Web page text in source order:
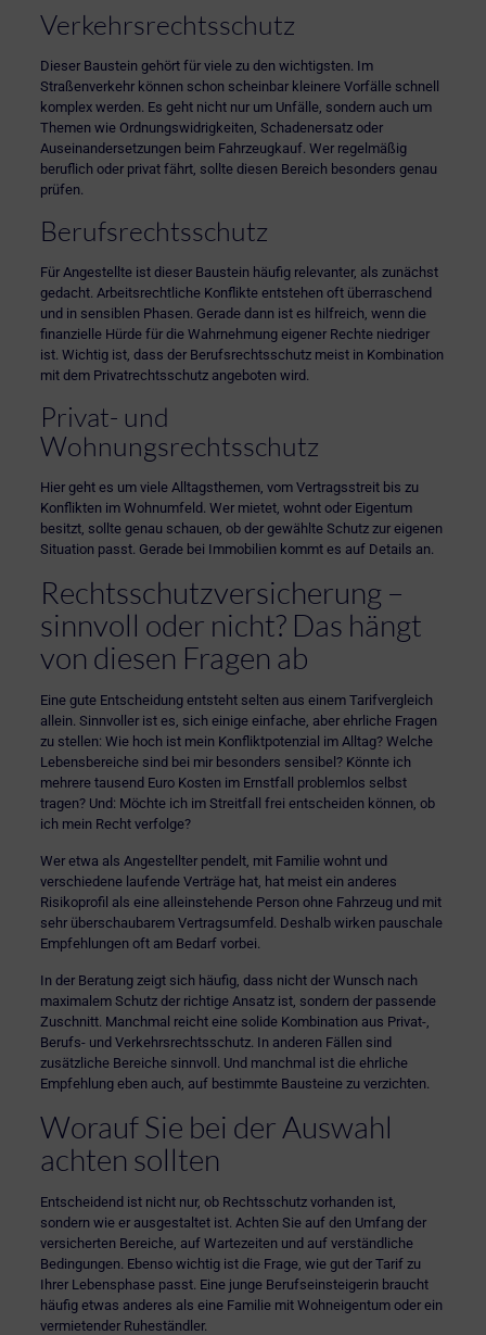
Verkehrsrechtsschutz
Dieser Baustein gehört für viele zu den wichtigsten. Im
Straßenverkehr können schon scheinbar kleinere Vorfälle schnell
komplex werden. Es geht nicht nur um Unfälle, sondern auch um
Themen wie Ordnungswidrigkeiten, Schadenersatz oder
Auseinandersetzungen beim Fahrzeugkauf. Wer regelmäßig
beruflich oder privat fährt, sollte diesen Bereich besonders genau
prüfen.
Berufsrechtsschutz
Für Angestellte ist dieser Baustein häufig relevanter, als zunächst
gedacht. Arbeitsrechtliche Konflikte entstehen oft überraschend
und in sensiblen Phasen. Gerade dann ist es hilfreich, wenn die
finanzielle Hürde für die Wahrnehmung eigener Rechte niedriger
ist. Wichtig ist, dass der Berufsrechtsschutz meist in Kombination
mit dem Privatrechtsschutz angeboten wird.
Privat- und
Wohnungsrechtsschutz
Hier geht es um viele Alltagsthemen, vom Vertragsstreit bis zu
Konflikten im Wohnumfeld. Wer mietet, wohnt oder Eigentum
besitzt, sollte genau schauen, ob der gewählte Schutz zur eigenen
Situation passt. Gerade bei Immobilien kommt es auf Details an.
Rechtsschutzversicherung –
sinnvoll oder nicht? Das hängt
von diesen Fragen ab
Eine gute Entscheidung entsteht selten aus einem Tarifvergleich
allein. Sinnvoller ist es, sich einige einfache, aber ehrliche Fragen
zu stellen: Wie hoch ist mein Konfliktpotenzial im Alltag? Welche
Lebensbereiche sind bei mir besonders sensibel? Könnte ich
mehrere tausend Euro Kosten im Ernstfall problemlos selbst
tragen? Und: Möchte ich im Streitfall frei entscheiden können, ob
ich mein Recht verfolge?
Wer etwa als Angestellter pendelt, mit Familie wohnt und
verschiedene laufende Verträge hat, hat meist ein anderes
Risikoprofil als eine alleinstehende Person ohne Fahrzeug und mit
sehr überschaubarem Vertragsumfeld. Deshalb wirken pauschale
Empfehlungen oft am Bedarf vorbei.
In der Beratung zeigt sich häufig, dass nicht der Wunsch nach
maximalem Schutz der richtige Ansatz ist, sondern der passende
Zuschnitt. Manchmal reicht eine solide Kombination aus Privat-,
Berufs- und Verkehrsrechtsschutz. In anderen Fällen sind
zusätzliche Bereiche sinnvoll. Und manchmal ist die ehrliche
Empfehlung eben auch, auf bestimmte Bausteine zu verzichten.
Worauf Sie bei der Auswahl
achten sollten
Entscheidend ist nicht nur, ob Rechtsschutz vorhanden ist,
sondern wie er ausgestaltet ist. Achten Sie auf den Umfang der
versicherten Bereiche, auf Wartezeiten und auf verständliche
Bedingungen. Ebenso wichtig ist die Frage, wie gut der Tarif zu
Ihrer Lebensphase passt. Eine junge Berufseinsteigerin braucht
häufig etwas anderes als eine Familie mit Wohneigentum oder ein
vermietender Ruheständler.